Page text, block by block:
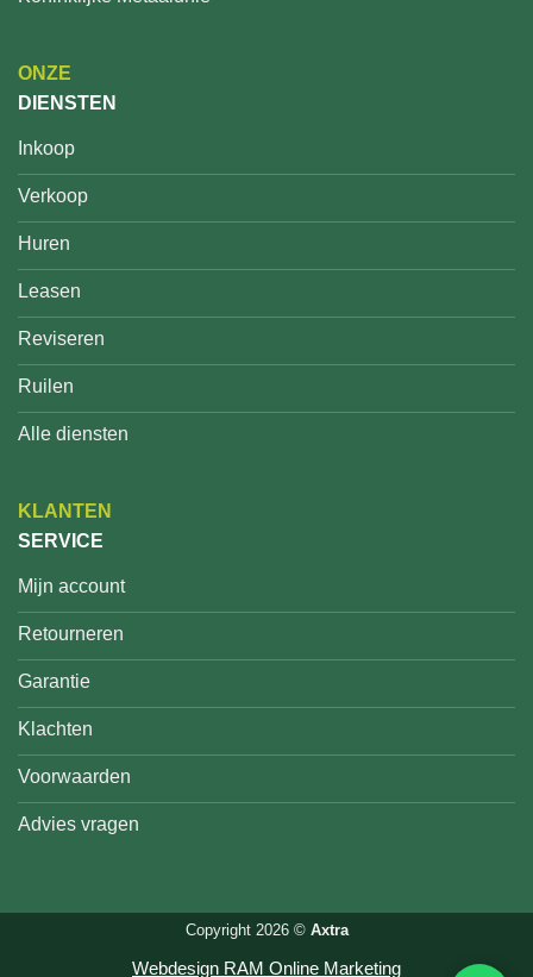
ONZE
DIENSTEN
Inkoop
Verkoop
Huren
Leasen
Reviseren
Ruilen
Alle diensten
KLANTEN
SERVICE
Mijn account
Retourneren
Garantie
Klachten
Voorwaarden
Advies vragen
Copyright 2026 © Axtra
Webdesign RAM Online Marketing